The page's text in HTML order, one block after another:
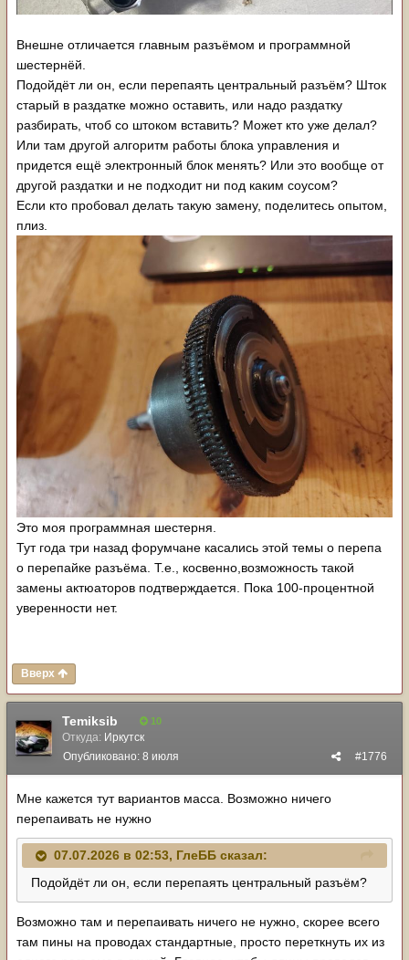
Внешне отличается главным разъёмом и программной
шестернёй.
Подойдёт ли он, если перепаять центральный разъём? Шток
старый в раздатке можно оставить, или надо раздатку
разбирать, чтоб со штоком вставить? Может кто уже делал?
Или там другой алгоритм работы блока управления и
придется ещё электронный блок менять? Или это вообще от
другой раздатки и не подходит ни под каким соусом?
Если кто пробовал делать такую замену, поделитесь опытом,
плиз.
Это моя программная шестерня.
Тут года три назад форумчане касались этой темы о перепа
о перепайке разъёма. Т.е., косвенно,возможность такой
замены актюаторов подтверждается. Пока 100-процентной
уверенности нет.
Вверх
Temiksib 10
Откуда: Иркутск
#1776
Опубликовано: 8 июля
Мне кажется тут вариантов масса. Возможно ничего
перепаивать не нужно
07.07.2026 в 02:53, ГлеББ сказал:
Подойдёт ли он, если перепаять центральный разъём?
Возможно там и перепаивать ничего не нужно, скорее всего
там пины на проводах стандартные, просто переткнуть их из